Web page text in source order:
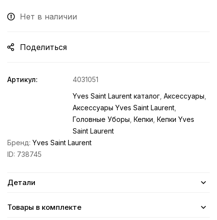
Нет в наличии
Поделиться
Артикул:
4031051
Yves Saint Laurent каталог Аксессуары
Аксессуары Yves Saint Laurent
Головные Уборы Кепки Кепки Yves
Saint Laurent
Бренд: Yves Saint Laurent
ID: 738745
Детали
Товары в комплекте